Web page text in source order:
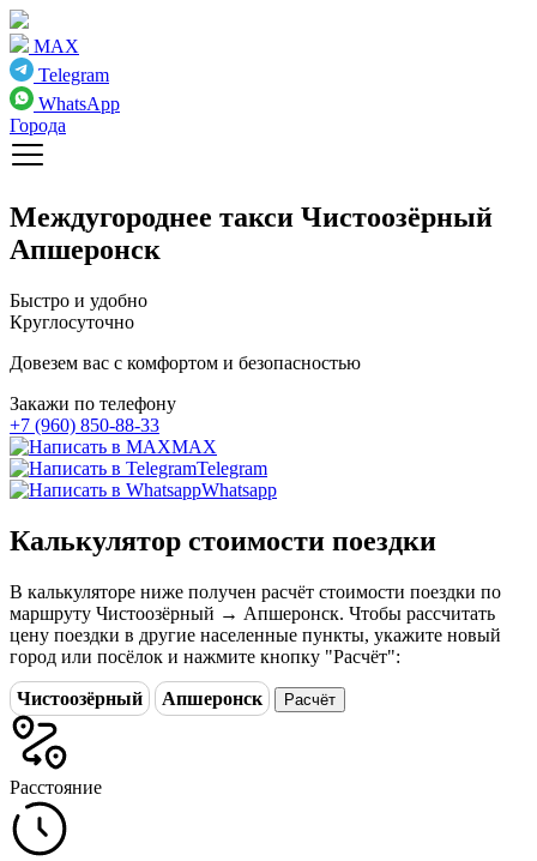
MAX
Telegram
WhatsApp
Города
Междугороднее такси Чистоозёрный
Апшеронск
Быстро и удобно
Круглосуточно
Довезем вас с комфортом и безопасностью
Закажи по телефону
+7 (960) 850-88-33
MAX
Telegram
Whatsapp
Калькулятор стоимости поездки
В калькуляторе ниже получен расчёт стоимости поездки по
маршруту Чистоозёрный → Апшеронск. Чтобы рассчитать
цену поездки в другие населенные пункты, укажите новый
город или посёлок и нажмите кнопку "Расчёт":
Чистоозёрный Апшеронск Расчёт
Расстояние